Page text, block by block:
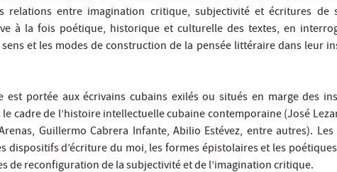
relations entre imagination critique, subjectivité et écritures de
à la fois poétique, historique et culturelle des textes, en
et les modes de construction de la pensée littéraire dans leur
est portée aux écrivains cubains exilés ou situés en marge des
cadre de l’histoire intellectuelle cubaine contemporaine (José
Guillermo Cabrera Infante, Abilio Estévez, entre autres). Les
dispositifs d’écriture du moi, les formes épistolaires et les poétiques
de reconfiguration de la subjectivité et de l’imagination critique.